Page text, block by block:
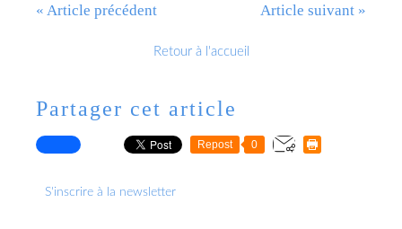
« Article précédent Article suivant »
Retour à l'accueil
Partager cet article
Repost 0
S'inscrire à la newsletter